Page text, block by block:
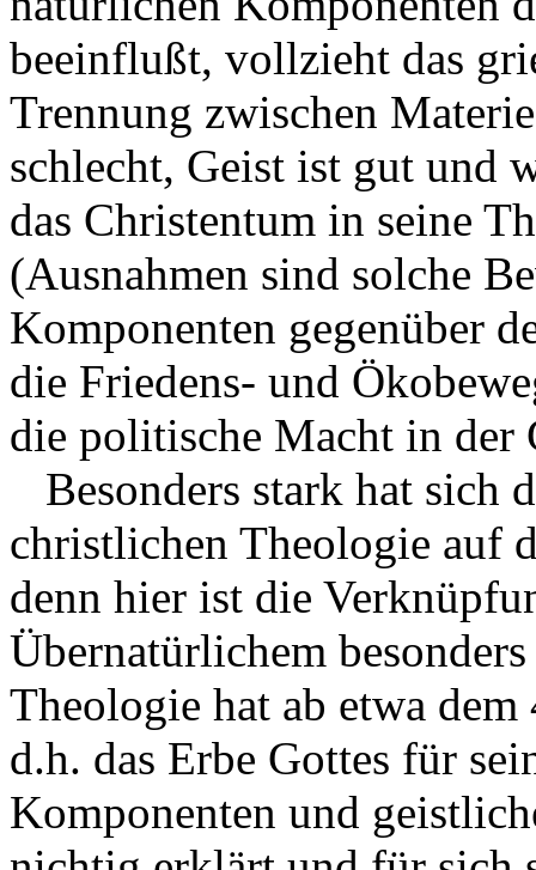
beeinflußt, vollzieht das
Trennung zwischen
schlecht, Geist ist gut und
das Christentum in seine
(Ausnahmen sind solche
Komponenten gegenüber
die Friedens- und
die politische Macht in der
Besonders stark hat sich
christlichen Theologie auf
denn hier ist die
Übernatürlichem
Theologie hat ab etwa
d.h. das Erbe Gottes für
Komponenten und